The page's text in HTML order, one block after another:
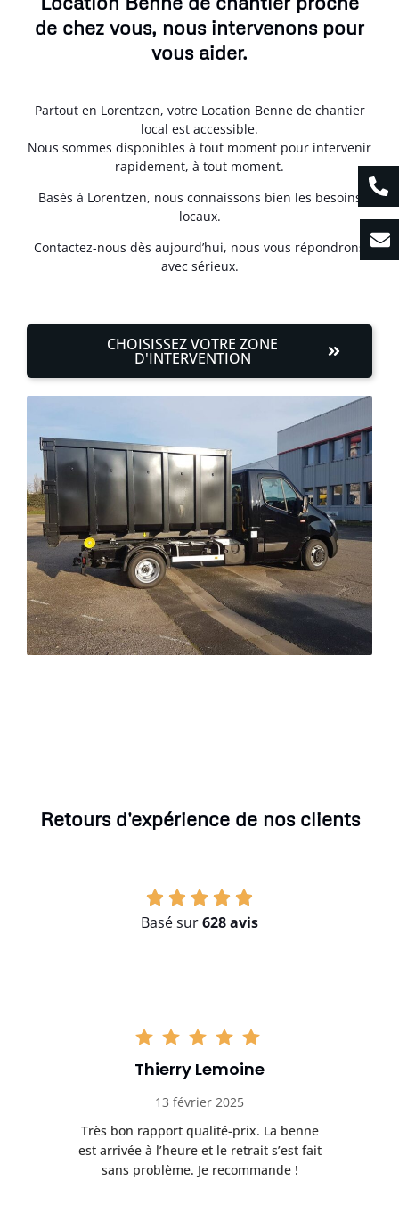
de chez vous, nous intervenons pour
vous aider.
Partout en Lorentzen, votre Location Benne de chantier
local est accessible.
Nous sommes disponibles à tout moment pour intervenir
rapidement, à tout moment.
Basés à Lorentzen, nous connaissons bien les besoins
locaux.
Contactez-nous dès aujourd’hui, nous vous répondrons
avec sérieux.
CHOISISSEZ VOTRE ZONE
D'INTERVENTION
Retours d'expérience de nos clients
Basé sur628 avis
Thierry Lemoine
13 février 2025
Très bon rapport qualité-prix. La benne
est arrivée à l’heure et le retrait s’est fait
sans problème. Je recommande !